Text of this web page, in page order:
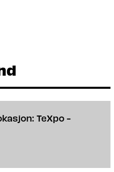
TeXpo -